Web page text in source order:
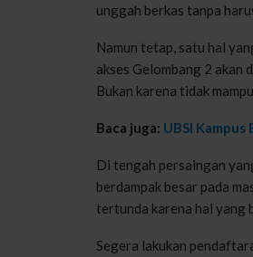
unggah berkas tanpa
Namun tetap, satu hal
akses Gelombang 2
Bukan karena tidak
Baca juga: UBSI
Di tengah persaingan
berdampak besar pada
tertunda karena hal yang
Segera lakukan